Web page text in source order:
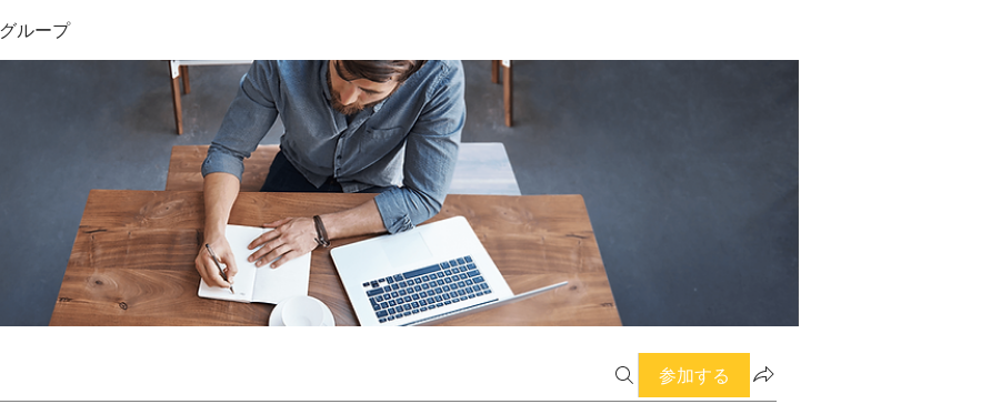
ループ
参加する